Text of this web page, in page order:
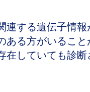
する遺伝子情
る方がいるこ
していても診